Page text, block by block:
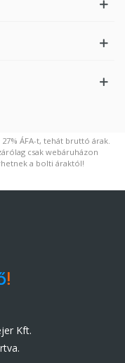
ÁFA-t, tehát bruttó árak.
csak webáruházon
a bolti áraktól!
Kft.